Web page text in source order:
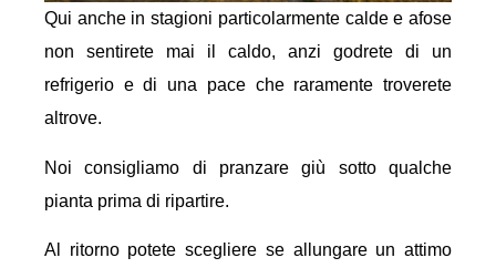
Qui anche in stagioni particolarmente calde e afose
non sentirete mai il caldo, anzi godrete di un
refrigerio e di una pace che raramente troverete
altrove.
Noi consigliamo di pranzare giù sotto qualche
pianta prima di ripartire.
Al ritorno potete scegliere se allungare un attimo